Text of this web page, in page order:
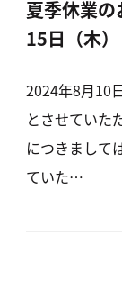
夏季休業
15日（木）
2024年8月10
とさせていた
につきまして
ていた…